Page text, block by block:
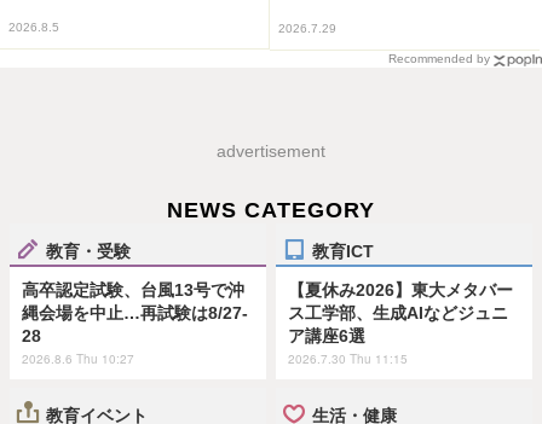
2026.8.5 2026.7.29
Recommended by
advertisement
NEWS CATEGORY
教育・受験
高卒認定試験、台風13号で沖
縄会場を中止…再試験は8/27-
28
2026.8.6 Thu 10:27
教育ICT
【夏休み2026】東大メタバー
ス工学部、生成AIなどジュニ
ア講座6選
2026.7.30 Thu 11:15
教育イベント 生活・健康